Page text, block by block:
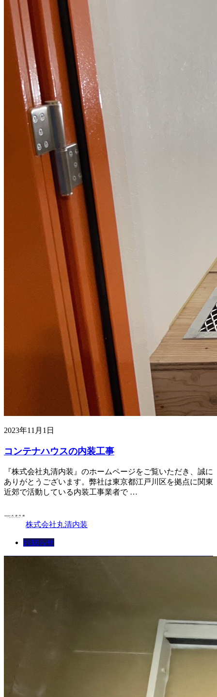
2023年11月1日
コンテナハウスの内装工事
『株式会社丸清内装』のホームページをご覧いただき、誠に
ありがとうございます。弊社は東京都江戸川区を拠点に関東
近郊で活動している内装工事業者で …
株式会社丸清内装
お知らせ